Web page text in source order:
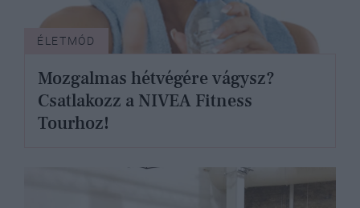
ÉLETMÓD
Mozgalmas hétvégére vágysz?
Csatlakozz a NIVEA Fitness
Tourhoz!